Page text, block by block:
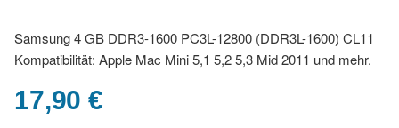
Samsung 4 GB DDR3-1600 PC3L-12800 (DDR3L-1600) CL11
Kompatibilität: Apple Mac Mini 5,1 5,2 5,3 Mid 2011 und mehr.
17,90 €